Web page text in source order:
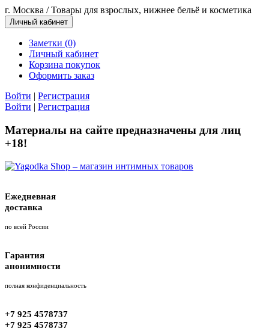
г. Москва / Товары для взрослых, нижнее бельё и косметика
Личный кабинет
Заметки (0)
Личный кабинет
Корзина покупок
Оформить заказ
Войти | Регистрация
Войти | Регистрация
Материалы на сайте предназначены для лиц
+18!
Ежедневная
доставка
по всей России
Гарантия
анонимности
полная конфиденциальность
+7 925 4578737
+7 925 4578737